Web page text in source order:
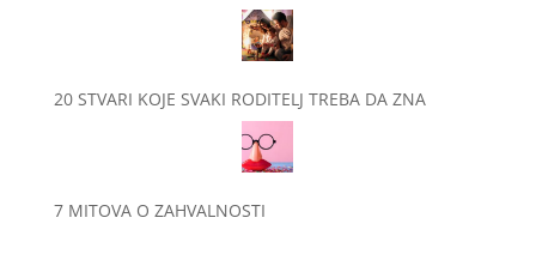
20 STVARI KOJE SVAKI RODITELJ TREBA DA ZNA
7 MITOVA O ZAHVALNOSTI